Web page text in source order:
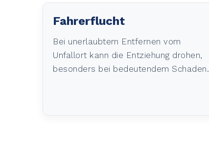
Fahrerflucht
Bei unerlaubtem Entfernen vom
Unfallort kann die Entziehung drohen,
besonders bei bedeutendem Schaden.